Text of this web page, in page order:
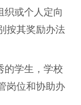
或个人定向
按其奖励办法
学生，学校
岗位和协助办